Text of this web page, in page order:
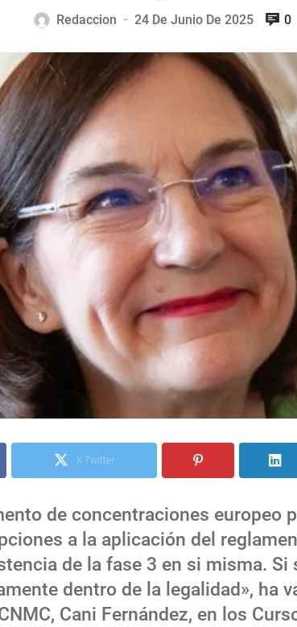
Redaccion — 24 De Junio De 2025 0
X Twitter
de concentraciones europeo
a la aplicación del
de la fase 3 en si misma. Si
dentro de la legalidad», ha
Cani Fernández, en los